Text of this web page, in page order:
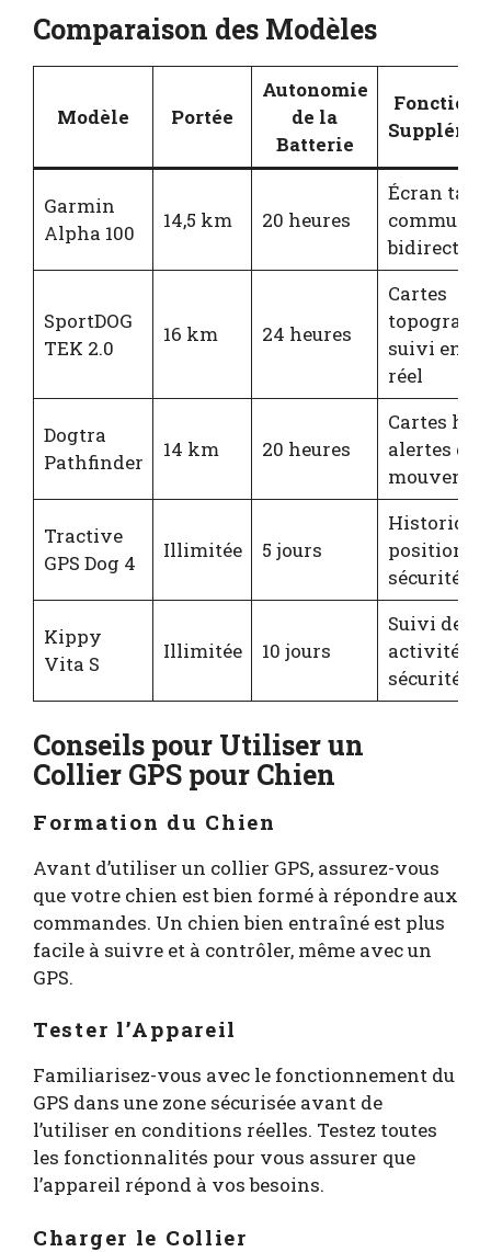
Comparaison des Modèles
Modèle Portée
Autonomie
de la
Batterie
Garmin
Alpha 100
14,5 km 20 heures
Écran
SportDOG
TEK 2.0
16 km 24 heures
Cartes
suivi en
réel
Dogtra
Pathfinder
14 km 20 heures
Cartes
alertes de
Tractive
GPS Dog 4
Illimitée 5 jours
Historique
positions,
sécurité
Kippy
Vita S
Illimitée 10 jours
Suivi des
activités,
sécurité
Conseils pour Utiliser un
Collier GPS pour Chien
Formation du Chien
Avant d’utiliser un collier GPS, assurez-vous
que votre chien est bien formé à répondre aux
commandes. Un chien bien entraîné est plus
facile à suivre et à contrôler, même avec un
GPS.
Tester l’Appareil
Familiarisez-vous avec le fonctionnement du
GPS dans une zone sécurisée avant de
l’utiliser en conditions réelles. Testez toutes
les fonctionnalités pour vous assurer que
l’appareil répond à vos besoins.
Charger le Collier